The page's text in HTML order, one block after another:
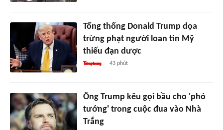
Tổng thống Donald Trump dọa
trừng phạt người loan tin Mỹ
thiếu đạn dược
43 phút
Ông Trump kêu gọi bầu cho 'phó
tướng' trong cuộc đua vào Nhà
Trắng